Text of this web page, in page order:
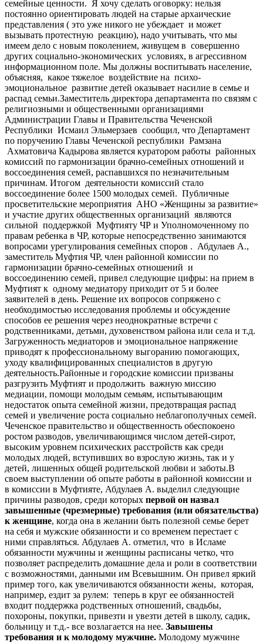
семейные ценности. Я хочу сделать оговорку: нельзя
постоянно ориентировать людей на старые архаические
представления ( это уже никого не убеждает и может
вызывать протестную реакцию), надо учитывать, что мы
имеем дело с новым поколением, живущем в совершенно
других социально-экономических условиях, в агрессивном
информационном поле. Мы должны воспитывать население,
объясняя, какое тяжелое воздействие на психо-
эмоциональное развитие детей оказывает насилие в семье и
распад семьи.Заместитель директора департамента по связям с
религиозными и общественными организациями
Администрации Главы и Правительства Чеченской
Республики Исмаил Эльмерзаев сообщил, что Департамент
по поручению Главы Чеченской республики Рамзана
Ахматовича Кадырова является куратором работы районных
комиссий по гармонизации брачно-семейных отношений и
воссоединения семей, распавшихся по незначительным
причинам. Итогом деятельности комиссий стало
воссоединение более 1500 молодых семей. Публичные
просветительские мероприятия АНО «Женщины за развитие»
и участие других общественных организаций являются
сильной поддержкой Муфтияту ЧР и Уполномоченному по
правам ребенка в ЧР, которые непосредственно занимаются
вопросами урегулирования семейных споров . Абдулаев А.,
заместитель Муфтия ЧР, член районной комиссии по
гармонизации брачно-семейных отношений и
воссоединению семей, привел следующие цифры: на прием в
Муфтият к одному медиатору приходит от 5 и более
заявителей в день. Решение их вопросов сопряжено с
необходимостью исследования проблемы и обсуждение
способов ее решения через неоднократные встречи с
родственниками, детьми, духовенством района или села и т.д.
Загруженность медиаторов и эмоциональное напряжение
приводят к профессиональному выгоранию помогающих,
уходу квалифицированных специалистов в другую
деятельность.Районные и городские комиссии призваны
разгрузить Муфтият и продолжить важную миссию
медиации, помощи молодым семьям, испытывающим
недостаток опыта семейной жизни, предотвращая распад
семей и увеличение роста социально неблагополучных семей.
Чеченское правительство и общественность обеспокоено
ростом разводов, увеличивающимся числом детей-сирот,
высоким уровнем психических расстройств как среди
молодых людей, вступивших во взрослую жизнь, так и у
детей, лишенных общей родительской любви и заботы.В
своем выступлении об опыте работы в районной комиссии и
в комиссии в Муфтияте, Абдулаев А. выделил следующие
причины разводов, среди которых первой он назвал
завышенные (чрезмерные) требования (или обязательства)
к женщине, когда она в желании быть полезной семье берет
на себя и мужские обязанности и со временем перестает с
ними справляться. Абдулаев А. отметил, что в Исламе
обязанности мужчины и женщины расписаны четко, что
позволяет распределить домашние дела и роли в соответствии
с возможностями, данными им Всевышним. Он привел яркий
пример того, как увеличиваются обязанности жены, которая,
например, ездит за рулем: теперь в круг ее обязанностей
входит поддержка родственных отношений, свадьбы,
похороны, покупки, привезти и увезти детей в школу, садик,
больницу и т.д.- все возлагается на нее. Завышены
требования и к молодому мужчине. Молодому мужчине